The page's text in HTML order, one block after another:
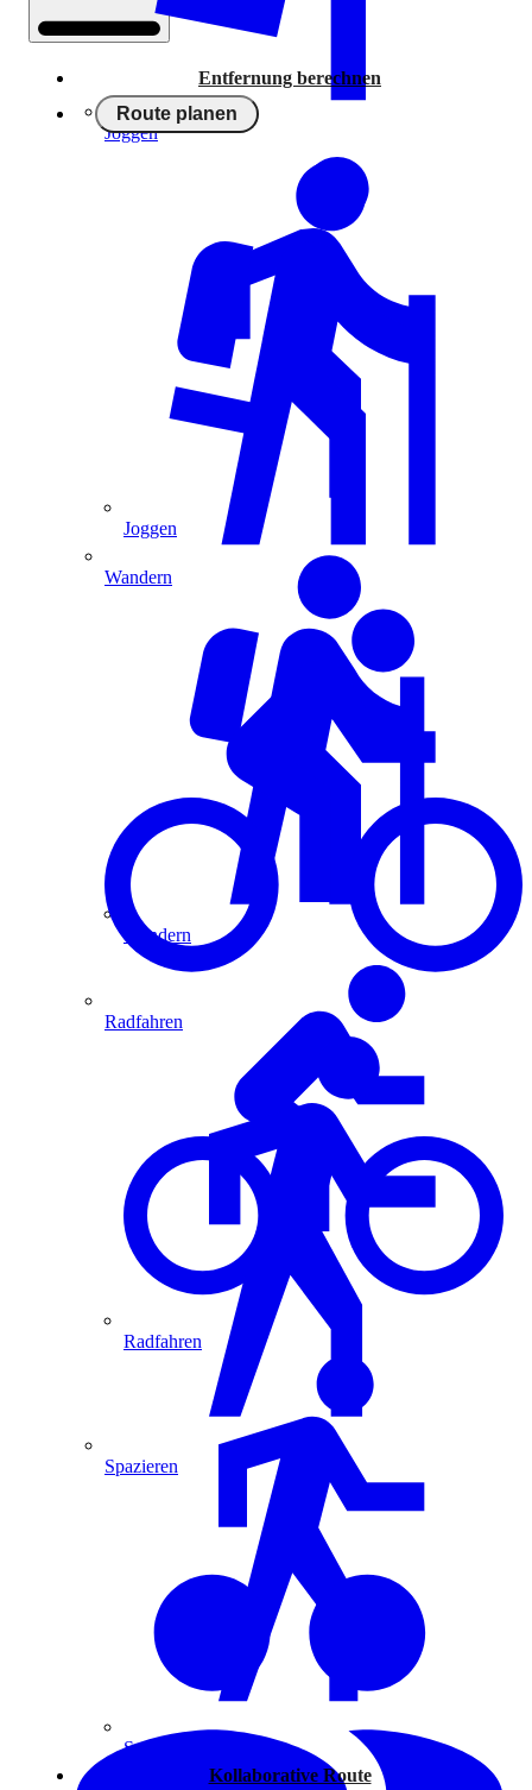
Entfernung berechnen
Route planen
Joggen
Wandern
Radfahren
Spazieren
Kollaborative Route
Joggen
Wandern
Radfahren
Spazieren